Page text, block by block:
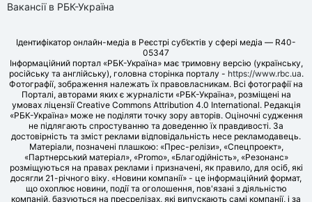
Вакансії в РБК-Україна
Ідентифікатор онлайн-медіа в Реєстрі суб’єктів у сфері медіа — R40-
05347
Інформаційний портал «РБК-Україна» має тримовну версію (українську,
російську та англійську), головна сторінка порталу - https://www.rbc.ua.
Фотографії, зображення належать їх правовласникам. Всі фотографії на
Порталі, авторами яких є журналісти «РБК-Україна», розміщені на
умовах ліцензії Creative Commons Attribution 4.0 International. Редакція
«РБК-Україна» може не поділяти точку зору авторів. Оціночні судження
не підлягають спростуванню та доведенню їх правдивості. За
достовірність та зміст реклами відповідальність несе рекламодавець.
Матеріали, позначені плашкою: «Прес-релізи», «Спецпроект»,
«Партнерський матеріал», «Promo», «Благодійність», «Резонанс»
розміщуються на правах реклами і призначені, як правило, для осіб, які
досягли 21-річного віку. «Новини компанії» - це інформаційний формат,
що охоплює новини, події та оголошення, пов'язані з діяльністю
компаній, базуються на пресрелізах, які випускають самі компанії, і за